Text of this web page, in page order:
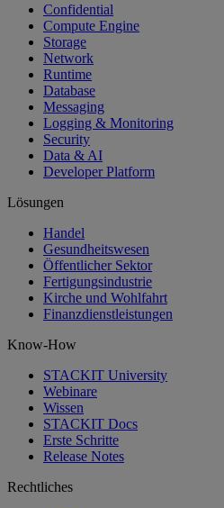
Confidential
Compute Engine
Storage
Network
Runtime
Database
Messaging
Logging & Monitoring
Security
Data & AI
Developer Platform
Lösungen
Handel
Gesundheitswesen
Öffentlicher Sektor
Fertigungsindustrie
Kirche und Wohlfahrt
Finanzdienstleistungen
Know-How
STACKIT University
Webinare
Wissen
STACKIT Docs
Erste Schritte
Release Notes
Rechtliches